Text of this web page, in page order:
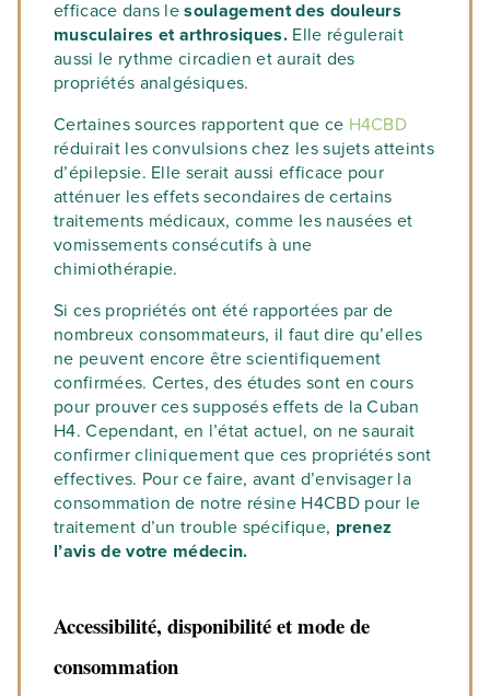
efficace dans lesoulagement des douleurs
musculaires et arthrosiques. Elle régulerait
aussi le rythme circadien et aurait des
propriétés analgésiques.
Certaines sources rapportent que ce H4CBD
réduirait les convulsions chez les sujets atteints
d’épilepsie. Elle serait aussi efficace pour
atténuer les effets secondaires de certains
traitements médicaux, comme les nausées et
vomissements consécutifs à une
chimiothérapie.
Si ces propriétés ont été rapportées par de
nombreux consommateurs, il faut dire qu’elles
ne peuvent encore être scientifiquement
confirmées. Certes, des études sont en cours
pour prouver ces supposés effets de la Cuban
H4. Cependant, en l’état actuel, on ne saurait
confirmer cliniquement que ces propriétés sont
effectives. Pour ce faire, avant d’envisager la
consommation de notre résine H4CBD pour le
traitement d’un trouble spécifique, prenez
l’avis de votre médecin.
Accessibilité, disponibilité et mode de
consommation